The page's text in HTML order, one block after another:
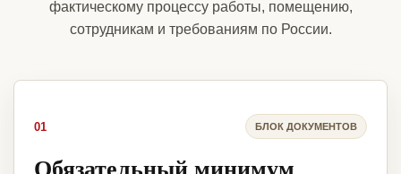
фактическому процессу работы, помещению,
сотрудникам и требованиям по России.
01 БЛОК ДОКУМЕНТОВ